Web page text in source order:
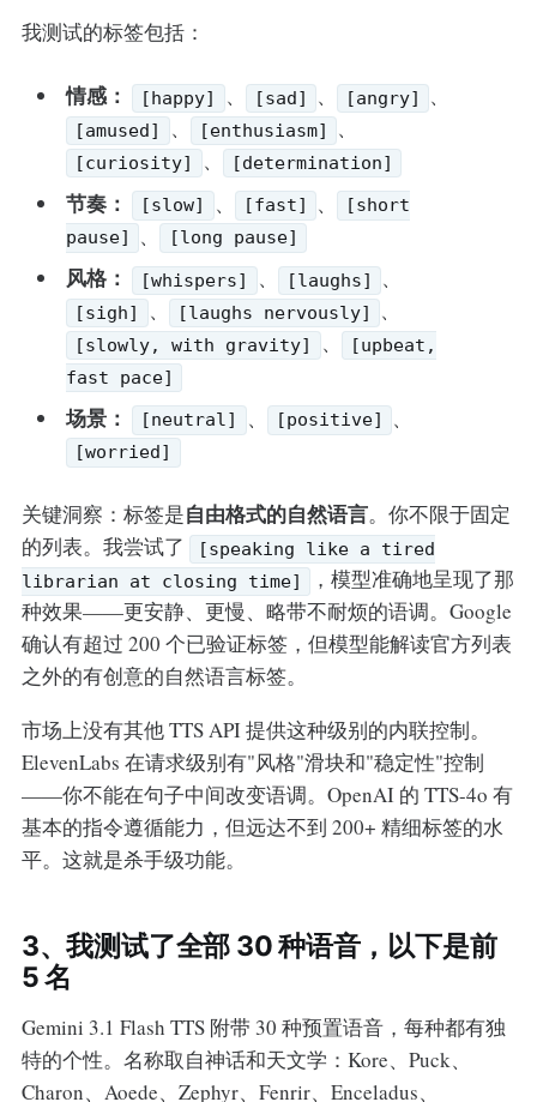
我测试的标签包括：
情感： [happy] 、 [sad] 、 [angry] 、
[amused] 、 [enthusiasm] 、
[curiosity] 、 [determination]
节奏： [slow] 、 [fast] 、
[short
pause]
、 [long pause]
风格： [whispers] 、 [laughs] 、
[sigh] 、 [laughs nervously] 、
[slowly, with gravity] 、
[upbeat,
fast pace]
场景： [neutral] 、 [positive] 、
[worried]
关键洞察：标签是自由格式的自然语言。你不限于固定
的列表。我尝试了
[speaking like a tired
librarian at closing time]
，模型准确地呈现了那
种效果——更安静、更慢、略带不耐烦的语调。Google
确认有超过 200 个已验证标签，但模型能解读官方列表
之外的有创意的自然语言标签。
市场上没有其他 TTS API 提供这种级别的内联控制。
ElevenLabs 在请求级别有"风格"滑块和"稳定性"控制
——你不能在句子中间改变语调。OpenAI 的 TTS-4o 有
基本的指令遵循能力，但远达不到 200+ 精细标签的水
平。这就是杀手级功能。
3、我测试了全部 30 种语音，以下是前
5 名
Gemini 3.1 Flash TTS 附带 30 种预置语音，每种都有独
特的个性。名称取自神话和天文学：Kore、Puck、
Charon、Aoede、Zephyr、Fenrir、Enceladus、